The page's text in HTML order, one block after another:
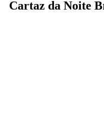
Cartaz da Noite